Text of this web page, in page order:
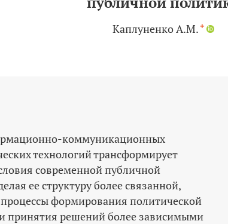
Каплуненко А.М. +
­коммуникационных
технологий трансформирует
современной публичной
ее структуру более связанной,
формирования политической
принятия решений более зависимыми